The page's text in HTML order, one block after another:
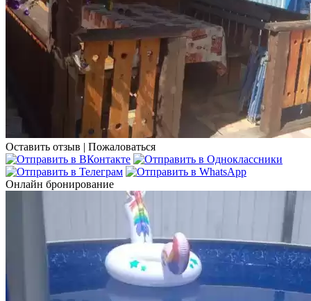
Оставить отзыв | Пожаловаться
Онлайн бронирование